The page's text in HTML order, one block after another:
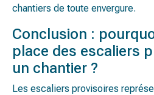
chantiers de toute envergure​.
Conclusion :
place des escaliers
un chantier ?
Les escaliers provisoires